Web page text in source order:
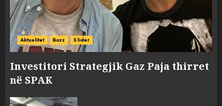
Aktualitet Buzz Slider
Investitori Strategjik Gaz Paja thirret
në SPAK